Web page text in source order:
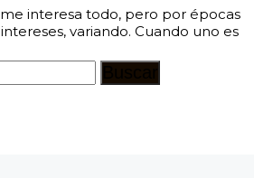
interesa todo, pero por épocas
variando. Cuando uno es